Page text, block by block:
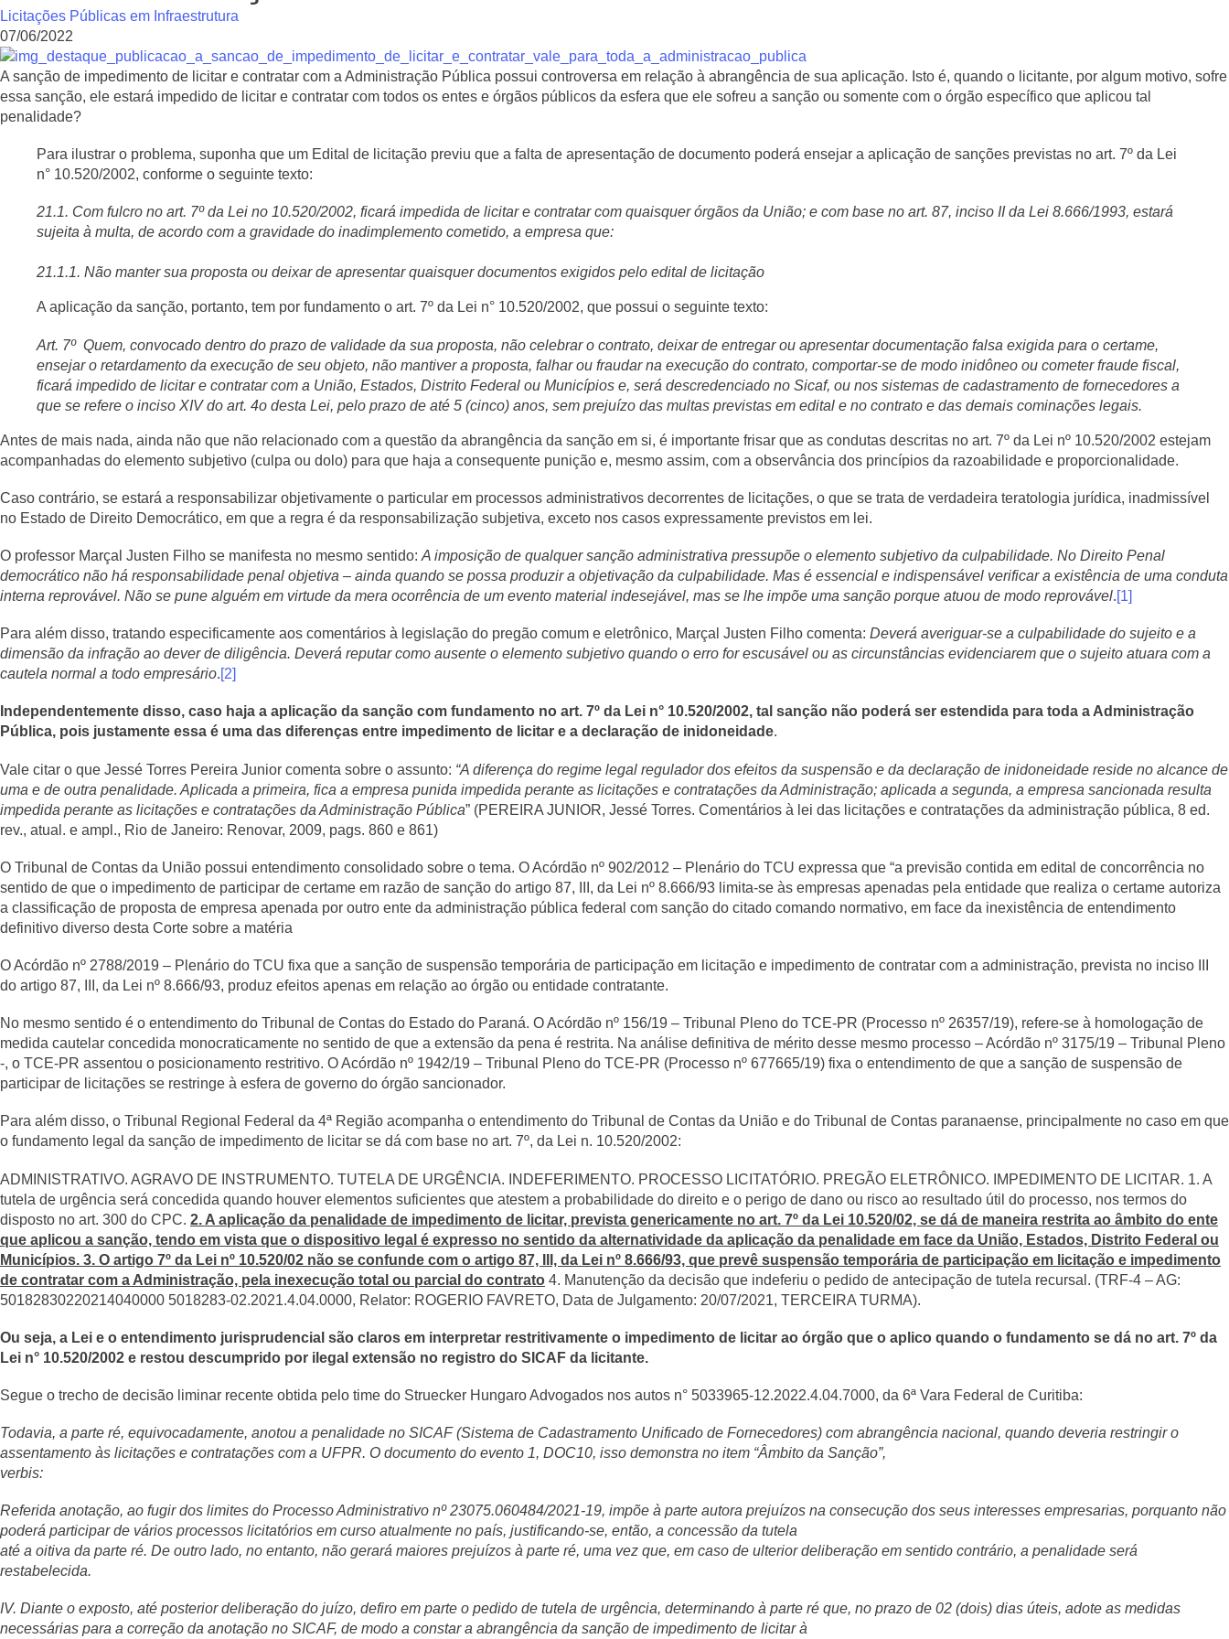
Licitações Públicas em Infraestrutura
07/06/2022
A sanção de impedimento de licitar e contratar com a Administração Pública possui controversa em relação à abrangência de sua aplicação. Isto é, quando o licitante, por algum motivo, sofre
essa sanção, ele estará impedido de licitar e contratar com todos os entes e órgãos públicos da esfera que ele sofreu a sanção ou somente com o órgão específico que aplicou tal
penalidade?
Para ilustrar o problema, suponha que um Edital de licitação previu que a falta de apresentação de documento poderá ensejar a aplicação de sanções previstas no art. 7º da Lei
n° 10.520/2002, conforme o seguinte texto:
21.1. Com fulcro no art. 7º da Lei no 10.520/2002, ficará impedida de licitar e contratar com quaisquer órgãos da União; e com base no art. 87, inciso II da Lei 8.666/1993, estará
sujeita à multa, de acordo com a gravidade do inadimplemento cometido, a empresa que:
21.1.1. Não manter sua proposta ou deixar de apresentar quaisquer documentos exigidos pelo edital de licitação
A aplicação da sanção, portanto, tem por fundamento o art. 7º da Lei n° 10.520/2002, que possui o seguinte texto:
Art. 7º Quem, convocado dentro do prazo de validade da sua proposta, não celebrar o contrato, deixar de entregar ou apresentar documentação falsa exigida para o certame,
ensejar o retardamento da execução de seu objeto, não mantiver a proposta, falhar ou fraudar na execução do contrato, comportar-se de modo inidôneo ou cometer fraude fiscal,
ficará impedido de licitar e contratar com a União, Estados, Distrito Federal ou Municípios e, será descredenciado no Sicaf, ou nos sistemas de cadastramento de fornecedores a
que se refere o inciso XIV do art. 4o desta Lei, pelo prazo de até 5 (cinco) anos, sem prejuízo das multas previstas em edital e no contrato e das demais cominações legais.
Antes de mais nada, ainda não que não relacionado com a questão da abrangência da sanção em si, é importante frisar que as condutas descritas no art. 7º da Lei nº 10.520/2002 estejam
acompanhadas do elemento subjetivo (culpa ou dolo) para que haja a consequente punição e, mesmo assim, com a observância dos princípios da razoabilidade e proporcionalidade.
Caso contrário, se estará a responsabilizar objetivamente o particular em processos administrativos decorrentes de licitações, o que se trata de verdadeira teratologia jurídica, inadmissível
no Estado de Direito Democrático, em que a regra é da responsabilização subjetiva, exceto nos casos expressamente previstos em lei.
O professor Marçal Justen Filho se manifesta no mesmo sentido: A imposição de qualquer sanção administrativa pressupõe o elemento subjetivo da culpabilidade. No Direito Penal
democrático não há responsabilidade penal objetiva – ainda quando se possa produzir a objetivação da culpabilidade. Mas é essencial e indispensável verificar a existência de uma conduta
interna reprovável. Não se pune alguém em virtude da mera ocorrência de um evento material indesejável, mas se lhe impõe uma sanção porque atuou de modo reprovável.[1]
Para além disso, tratando especificamente aos comentários à legislação do pregão comum e eletrônico, Marçal Justen Filho comenta: Deverá averiguar-se a culpabilidade do sujeito e a
dimensão da infração ao dever de diligência. Deverá reputar como ausente o elemento subjetivo quando o erro for escusável ou as circunstâncias evidenciarem que o sujeito atuara com a
cautela normal a todo empresário.[2]
Independentemente disso, caso haja a aplicação da sanção com fundamento no art. 7º da Lei n° 10.520/2002, tal sanção não poderá ser estendida para toda a Administração
Pública, pois justamente essa é uma das diferenças entre impedimento de licitar e a declaração de inidoneidade.
Vale citar o que Jessé Torres Pereira Junior comenta sobre o assunto: “A diferença do regime legal regulador dos efeitos da suspensão e da declaração de inidoneidade reside no alcance de
uma e de outra penalidade. Aplicada a primeira, fica a empresa punida impedida perante as licitações e contratações da Administração; aplicada a segunda, a empresa sancionada resulta
impedida perante as licitações e contratações da Administração Pública” (PEREIRA JUNIOR, Jessé Torres. Comentários à lei das licitações e contratações da administração pública, 8 ed.
rev., atual. e ampl., Rio de Janeiro: Renovar, 2009, pags. 860 e 861)
O Tribunal de Contas da União possui entendimento consolidado sobre o tema. O Acórdão nº 902/2012 – Plenário do TCU expressa que “a previsão contida em edital de concorrência no
sentido de que o impedimento de participar de certame em razão de sanção do artigo 87, III, da Lei nº 8.666/93 limita-se às empresas apenadas pela entidade que realiza o certame autoriza
a classificação de proposta de empresa apenada por outro ente da administração pública federal com sanção do citado comando normativo, em face da inexistência de entendimento
definitivo diverso desta Corte sobre a matéria
O Acórdão nº 2788/2019 – Plenário do TCU fixa que a sanção de suspensão temporária de participação em licitação e impedimento de contratar com a administração, prevista no inciso III
do artigo 87, III, da Lei nº 8.666/93, produz efeitos apenas em relação ao órgão ou entidade contratante.
No mesmo sentido é o entendimento do Tribunal de Contas do Estado do Paraná. O Acórdão nº 156/19 – Tribunal Pleno do TCE-PR (Processo nº 26357/19), refere-se à homologação de
medida cautelar concedida monocraticamente no sentido de que a extensão da pena é restrita. Na análise definitiva de mérito desse mesmo processo – Acórdão nº 3175/19 – Tribunal Pleno
-, o TCE-PR assentou o posicionamento restritivo. O Acórdão nº 1942/19 – Tribunal Pleno do TCE-PR (Processo nº 677665/19) fixa o entendimento de que a sanção de suspensão de
participar de licitações se restringe à esfera de governo do órgão sancionador.
Para além disso, o Tribunal Regional Federal da 4ª Região acompanha o entendimento do Tribunal de Contas da União e do Tribunal de Contas paranaense, principalmente no caso em que
o fundamento legal da sanção de impedimento de licitar se dá com base no art. 7º, da Lei n. 10.520/2002:
ADMINISTRATIVO. AGRAVO DE INSTRUMENTO. TUTELA DE URGÊNCIA. INDEFERIMENTO. PROCESSO LICITATÓRIO. PREGÃO ELETRÔNICO. IMPEDIMENTO DE LICITAR. 1. A
tutela de urgência será concedida quando houver elementos suficientes que atestem a probabilidade do direito e o perigo de dano ou risco ao resultado útil do processo, nos termos do
disposto no art. 300 do CPC. 2. A aplicação da penalidade de impedimento de licitar, prevista genericamente no art. 7º da Lei 10.520/02, se dá de maneira restrita ao âmbito do ente
que aplicou a sanção, tendo em vista que o dispositivo legal é expresso no sentido da alternatividade da aplicação da penalidade em face da União, Estados, Distrito Federal ou
Municípios. 3. O artigo 7º da Lei nº 10.520/02 não se confunde com o artigo 87, III, da Lei nº 8.666/93, que prevê suspensão temporária de participação em licitação e impedimento
de contratar com a Administração, pela inexecução total ou parcial do contrato 4. Manutenção da decisão que indeferiu o pedido de antecipação de tutela recursal. (TRF-4 – AG:
50182830220214040000 5018283-02.2021.4.04.0000, Relator: ROGERIO FAVRETO, Data de Julgamento: 20/07/2021, TERCEIRA TURMA).
Ou seja, a Lei e o entendimento jurisprudencial são claros em interpretar restritivamente o impedimento de licitar ao órgão que o aplico quando o fundamento se dá no art. 7º da
Lei n° 10.520/2002 e restou descumprido por ilegal extensão no registro do SICAF da licitante.
Segue o trecho de decisão liminar recente obtida pelo time do Struecker Hungaro Advogados nos autos n° 5033965-12.2022.4.04.7000, da 6ª Vara Federal de Curitiba:
Todavia, a parte ré, equivocadamente, anotou a penalidade no SICAF (Sistema de Cadastramento Unificado de Fornecedores) com abrangência nacional, quando deveria restringir o
assentamento às licitações e contratações com a UFPR. O documento do evento 1, DOC10, isso demonstra no item “Âmbito da Sanção”,
verbis:
Referida anotação, ao fugir dos limites do Processo Administrativo nº 23075.060484/2021-19, impõe à parte autora prejuízos na consecução dos seus interesses empresarias, porquanto não
poderá participar de vários processos licitatórios em curso atualmente no país, justificando-se, então, a concessão da tutela
até a oitiva da parte ré. De outro lado, no entanto, não gerará maiores prejuízos à parte ré, uma vez que, em caso de ulterior deliberação em sentido contrário, a penalidade será
restabelecida.
IV. Diante o exposto, até posterior deliberação do juízo, defiro em parte o pedido de tutela de urgência, determinando à parte ré que, no prazo de 02 (dois) dias úteis, adote as medidas
necessárias para a correção da anotação no SICAF, de modo a constar a abrangência da sanção de impedimento de licitar à